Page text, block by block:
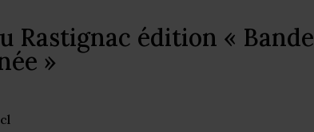
Rastignac édition « Bande
»